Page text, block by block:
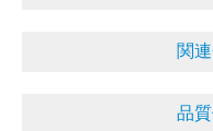
関
品